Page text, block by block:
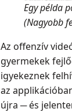
Egy példa
(Nagyobb
Az offenzív
gyermekek
igyekeznek
az
újra ─és